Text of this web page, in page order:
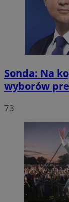
Sonda: Na
wyborów
73